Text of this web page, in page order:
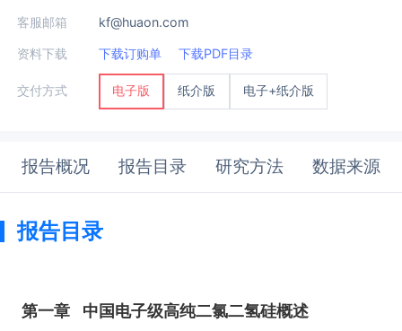
客服邮箱 kf@huaon.com
资料下载 下载订购单 下载PDF目录
交付方式 电子版 纸介版 电子+纸介版
报告概况 报告目录 研究方法 数据来源
报告目录
第一章 中国电子级高纯二氯二氢硅概述